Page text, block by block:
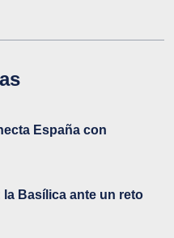
España con
Basílica ante un reto